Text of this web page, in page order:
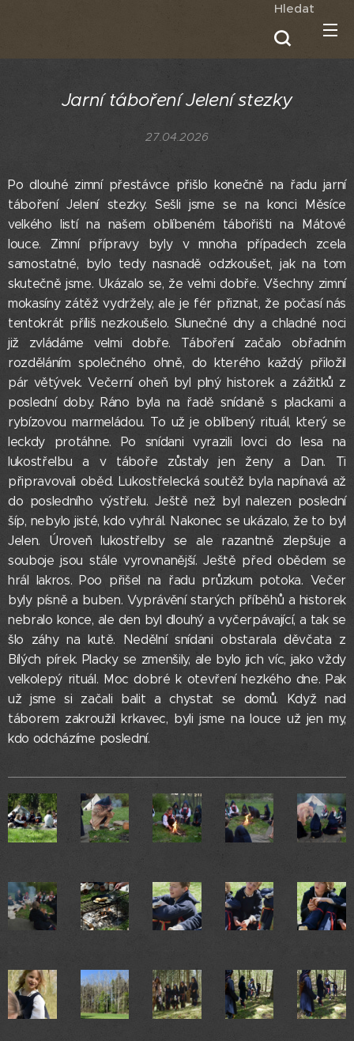
Hledat
Jarní táboření Jelení stezky
27.04.2026
Po dlouhé zimní přestávce přišlo konečně na řadu jarní
táboření Jelení stezky. Sešli jsme se na konci Měsíce
velkého listí na našem oblíbeném tábořišti na Mátové
louce. Zimní přípravy byly v mnoha případech zcela
samostatné, bylo tedy nasnadě odzkoušet, jak na tom
skutečně jsme. Ukázalo se, že velmi dobře. Všechny zimní
mokasíny zátěž vydržely, ale je fér přiznat, že počasí nás
tentokrát příliš nezkoušelo. Slunečné dny a chladné noci
již zvládáme velmi dobře. Táboření začalo obřadním
rozděláním společného ohně, do kterého každý přiložil
pár větývek. Večerní oheň byl plný historek a zážitků z
poslední doby. Ráno byla na řadě snídaně s plackami a
rybízovou marmeládou. To už je oblíbený rituál, který se
leckdy protáhne. Po snídani vyrazili lovci do lesa na
lukostřelbu a v táboře zůstaly jen ženy a Dan. Ti
připravovali oběd. Lukostřelecká soutěž byla napínavá až
do posledního výstřelu. Ještě než byl nalezen poslední
šíp, nebylo jisté, kdo vyhrál. Nakonec se ukázalo, že to byl
Jelen. Úroveň lukostřelby se ale razantně zlepšuje a
souboje jsou stále vyrovnanější. Ještě před obědem se
hrál lakros. Poo přišel na řadu průzkum potoka. Večer
byly písně a buben. Vyprávění starých příběhů a historek
nebralo konce, ale den byl dlouhý a vyčerpávající, a tak se
šlo záhy na kutě. Nedělní snídani obstarala děvčata z
Bílých pírek. Placky se zmenšily, ale bylo jich víc, jako vždy
velkolepý rituál. Moc dobré k otevření hezkého dne. Pak
už jsme si začali balit a chystat se domů. Když nad
táborem zakroužil krkavec, byli jsme na louce už jen my,
kdo odcházíme poslední.